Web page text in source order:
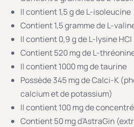
Il contient 1,5 g de L-isoleucine
Contient 1,5 gramme de L-
Il contient 0,9 g de L-lysine HCI
Contient 520 mg de L-
Il contient 1000 mg de taurine
Possède 345 mg de Calci-K
calcium et de potassium)
Il contient 100 mg de
Contient 50 mg d’AstraGin